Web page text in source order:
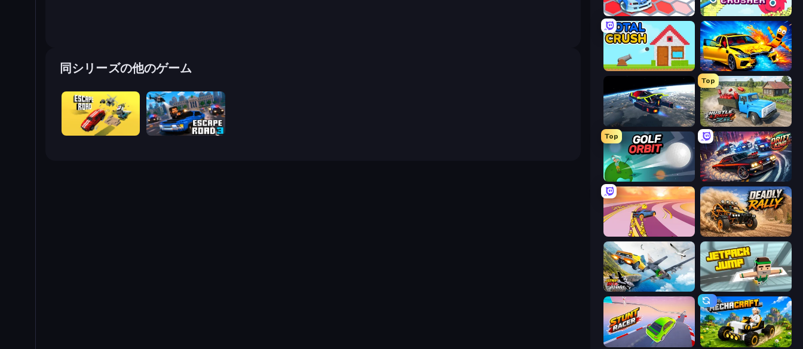
同シリーズの他のゲーム
Escape Road Escape Road 3
Cars Arena Bucket Crusher
Total Crush BMG: Ragdoll Playground
Flying Wings HoverCraft
Top
Hustle & Drift in ZIL
Top
Golf Orbit Drift King
Sky Car Drift Deadly Rally
Jump Into The Plane Jetpack Jump
Stunt Racer Mechacraft.io